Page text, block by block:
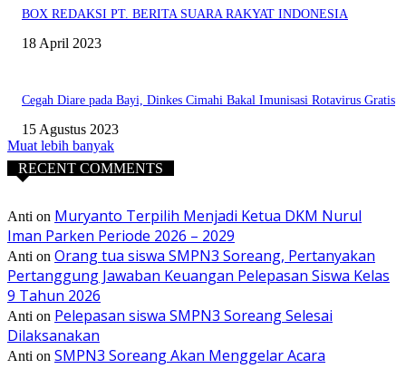
BOX REDAKSI PT. BERITA SUARA RAKYAT INDONESIA
18 April 2023
Cegah Diare pada Bayi, Dinkes Cimahi Bakal Imunisasi Rotavirus Gratis
15 Agustus 2023
Muat lebih banyak
RECENT COMMENTS
Anti on Muryanto Terpilih Menjadi Ketua DKM Nurul
Iman Parken Periode 2026 – 2029
Anti on Orang tua siswa SMPN3 Soreang, Pertanyakan
Pertanggung Jawaban Keuangan Pelepasan Siswa Kelas
9 Tahun 2026
Anti on Pelepasan siswa SMPN3 Soreang Selesai
Dilaksanakan
Anti on SMPN3 Soreang Akan Menggelar Acara